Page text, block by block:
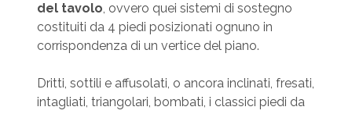
del tavolo, ovvero quei sistemi di sostegno
costituiti da 4 piedi posizionati ognuno in
corrispondenza di un vertice del piano.
Dritti, sottili e affusolati, o ancora inclinati, fresati,
intagliati, triangolari, bombati, i classici piedi da